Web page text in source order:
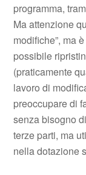
programma,
Ma attenzione
modifiche”, ma
possibile
(praticamente
lavoro di
preoccupare di
senza bisogno
terze parti, ma
nella dotazione